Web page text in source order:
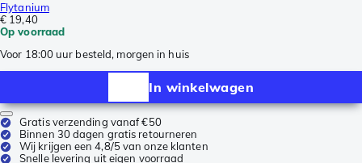
Flytanium
€ 19,40
Op voorraad
Voor 18:00 uur besteld, morgen in huis
In winkelwagen
Gratis verzending vanaf €50
Binnen 30 dagen gratis retourneren
Wij krijgen een 4,8/5 van onze klanten
Snelle levering uit eigen voorraad